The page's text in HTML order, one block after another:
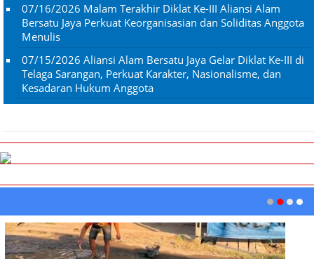
07/16/2026 Malam Terakhir Diklat Ke-III Aliansi Alam
Bersatu Jaya Perkuat Keorganisasian dan Soliditas Anggota
Menulis
07/15/2026 Aliansi Alam Bersatu Jaya Gelar Diklat Ke-III di
Telaga Sarangan, Perkuat Karakter, Nasionalisme, dan
Kesadaran Hukum Anggota